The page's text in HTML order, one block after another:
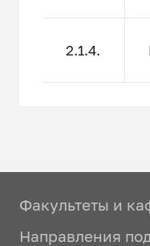
2.1.4.
Факультеты и
Направления